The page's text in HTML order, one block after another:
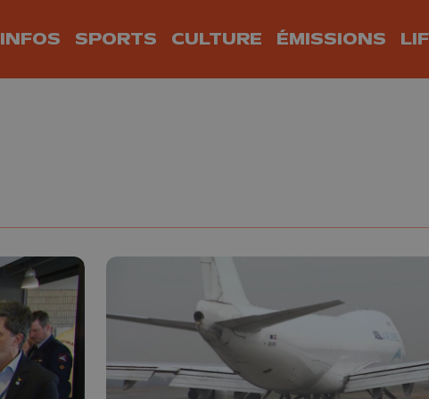
INFOS SPORTS CULTURE ÉMISSIONS